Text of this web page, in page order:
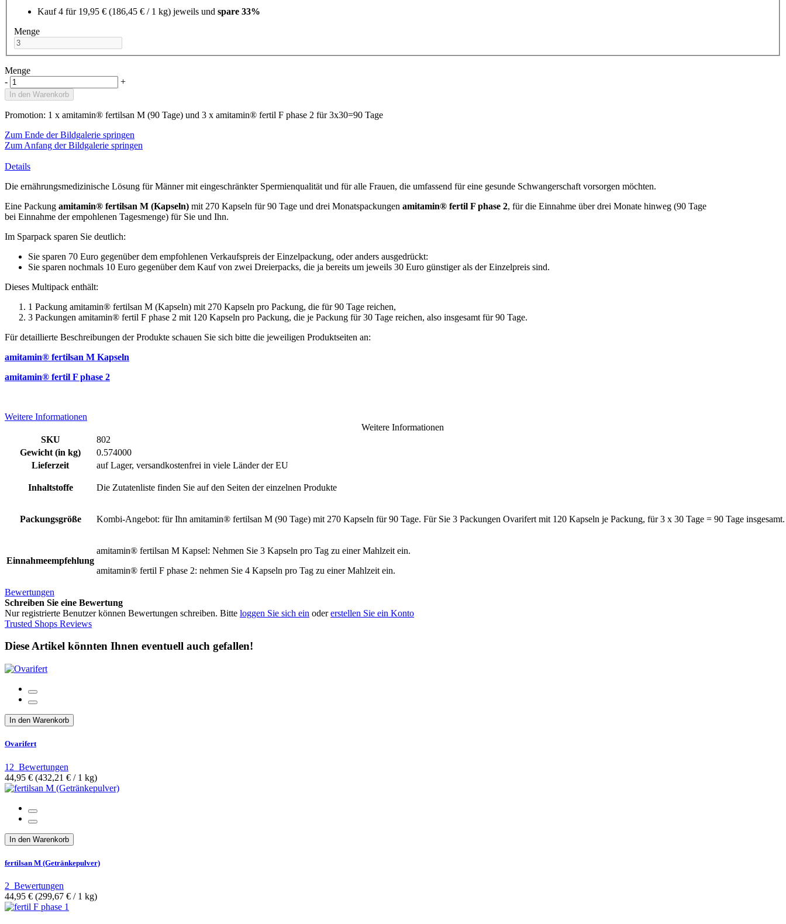
Kauf 4 für 19,95 € (186,45 €­ / 1 kg) jeweils und spare 33%
Menge
Menge
-
+
In den Warenkorb
Promotion: 1 x amitamin® fertilsan M (90 Tage) und 3 x amitamin® fertil F phase 2 für 3x30=90 Tage
Zum Ende der Bildgalerie springen
Zum Anfang der Bildgalerie springen
Details
Die ernährungsmedizinische Lösung für Männer mit eingeschränkter Spermienqualität und für alle Frauen, die umfassend für eine gesunde Schwangerschaft vorsorgen möchten.
Eine Packung amitamin® fertilsan M (Kapseln) mit 270 Kapseln für 90 Tage und drei Monatspackungen amitamin® fertil F phase 2, für die Einnahme über drei Monate hinweg (90 Tage
bei Einnahme der empohlenen Tagesmenge) für Sie und Ihn.
Im Sparpack sparen Sie deutlich:
Sie sparen 70 Euro gegenüber dem empfohlenen Verkaufspreis der Einzelpackung, oder anders ausgedrückt:
Sie sparen nochmals 10 Euro gegenüber dem Kauf von zwei Dreierpacks, die ja bereits um jeweils 30 Euro günstiger als der Einzelpreis sind.
Dieses Multipack enthält:
1 Packung amitamin® fertilsan M (Kapseln) mit 270 Kapseln pro Packung, die für 90 Tage reichen,
3 Packungen amitamin® fertil F phase 2 mit 120 Kapseln pro Packung, die je Packung für 30 Tage reichen, also insgesamt für 90 Tage.
Für detaillierte Beschreibungen der Produkte schauen Sie sich bitte die jeweiligen Produktseiten an:
amitamin® fertilsan M Kapseln
amitamin® fertil F phase 2
Weitere Informationen
Weitere Informationen
SKU
802
Gewicht (in kg)
0.574000
Lieferzeit
auf Lager, versandkostenfrei in viele Länder der EU
Inhaltstoffe Die Zutatenliste finden Sie auf den Seiten der einzelnen Produkte
Packungsgröße Kombi-Angebot: für Ihn amitamin® fertilsan M (90 Tage) mit 270 Kapseln für 90 Tage. Für Sie 3 Packungen Ovarifert mit 120 Kapseln je Packung, für 3 x 30 Tage = 90 Tage insgesamt.
Einnahmeempfehlung
amitamin® fertilsan M Kapsel: Nehmen Sie 3 Kapseln pro Tag zu einer Mahlzeit ein.
amitamin® fertil F phase 2: nehmen Sie 4 Kapseln pro Tag zu einer Mahlzeit ein.
Bewertungen
Schreiben Sie eine Bewertung
Nur registrierte Benutzer können Bewertungen schreiben. Bitte loggen Sie sich ein odererstellen Sie ein Konto
Trusted Shops Reviews
Diese Artikel könnten Ihnen eventuell auch gefallen!
In den Warenkorb
Ovarifert
12 Bewertungen
44,95 € (432,21 €­ / 1 kg)
In den Warenkorb
fertilsan M (Getränkepulver)
2 Bewertungen
44,95 € (299,67 €­ / 1 kg)